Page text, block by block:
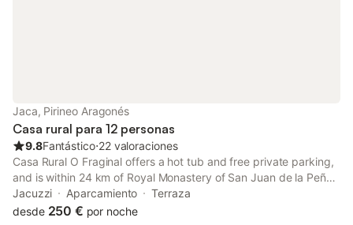
Jaca, Pirineo Aragonés
Casa rural para 12 personas
9.8Fantástico⋅22 valoraciones
Casa Rural O Fraginal offers a hot tub and free private parking,
and is within 24 km of Royal Monastery of San Juan de la Peña
and 27 km of Canfranc Train Station.
Jacuzzi Aparcamiento
Terraza
desde 250 € por noche